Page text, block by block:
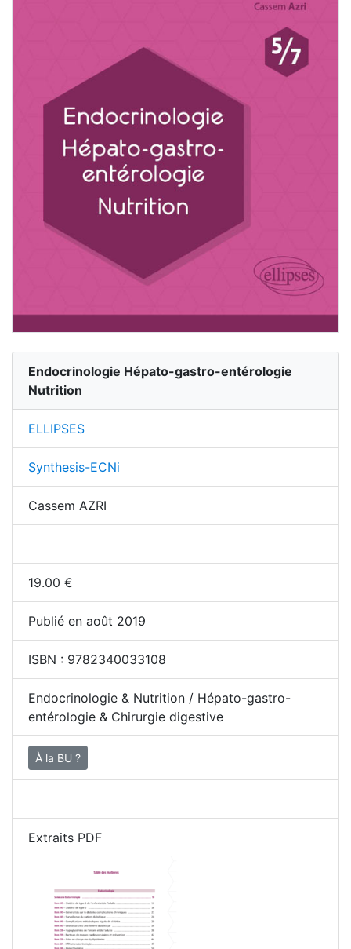
Endocrinologie Hépato-gastro-entérologie
Nutrition
ELLIPSES
Synthesis-ECNi
Cassem AZRI
19.00 €
Publié en août 2019
ISBN : 9782340033108
Endocrinologie & Nutrition / Hépato-gastro-
entérologie & Chirurgie digestive
À la BU ?
Extraits PDF